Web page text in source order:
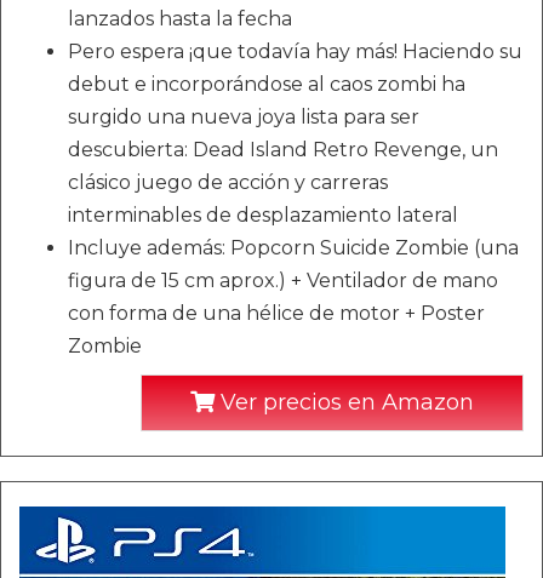
lanzados hasta la fecha
Pero espera ¡que todavía hay más! Haciendo su
debut e incorporándose al caos zombi ha
surgido una nueva joya lista para ser
descubierta: Dead Island Retro Revenge, un
clásico juego de acción y carreras
interminables de desplazamiento lateral
Incluye además: Popcorn Suicide Zombie (una
figura de 15 cm aprox.) + Ventilador de mano
con forma de una hélice de motor + Poster
Zombie
Ver precios en Amazon